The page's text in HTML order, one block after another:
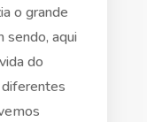
o grande
sendo, aqui
do